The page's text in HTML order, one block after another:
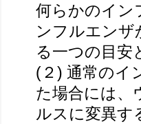
何らかのイン
ンフルエンザ
る一つの目安
(２) 通常のイ
た場合には、
ルスに変異す